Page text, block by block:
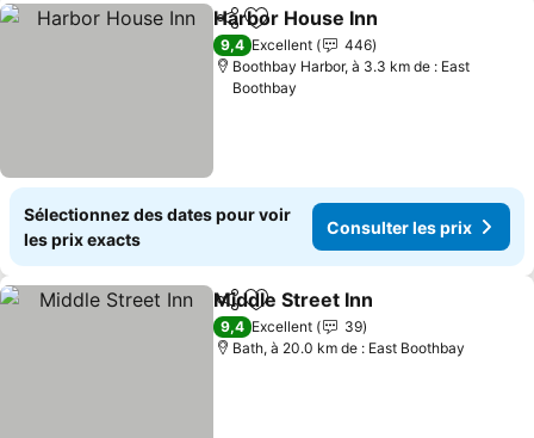
PartagerAjouter à mes favoris
Harbor House Inn
9,4 Excellent
446
Boothbay Harbor, à 3.3 km de : East
Boothbay
Sélectionnez des dates pour voir
les prix exacts
Consulter les prix
PartagerAjouter à mes favoris
Middle Street Inn
9,4 Excellent
39
Bath, à 20.0 km de : East Boothbay